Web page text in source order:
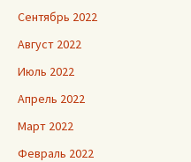
Сентябрь 2022
Август 2022
Июль 2022
Апрель 2022
Март 2022
Февраль 2022